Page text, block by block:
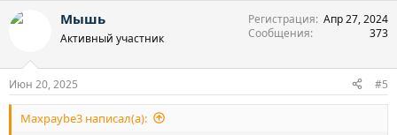
к
Мышь
Активный участник
Регистрация Апр 27, 2024
Сообщения
373
Июн 20, 2025 #5
Maxpaybe3 написал(а):